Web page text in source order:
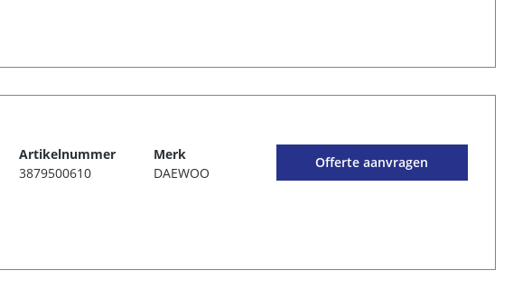
Artikelnummer
3879500610
Merk
DAEWOO
Offerte aanvragen